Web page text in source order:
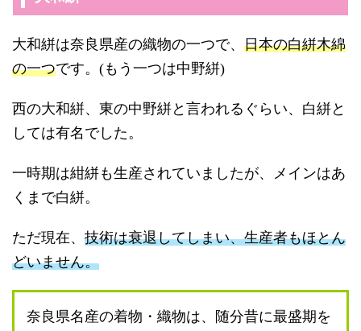
大和絣は奈良県産の織物の一つで、 日本の白絣木綿
の一つです。(もう一つは中野絣)
西の大和絣、東の中野絣と言われるぐらい、白絣と
しては有名でした。
一時期は紺絣も生産されていましたが、メインはあ
くまで白絣。
ただ現在、 技術は衰退してしまい、生産者もほとん
どいません。
奈良県名産の着物・織物は、随分昔に最盛期を